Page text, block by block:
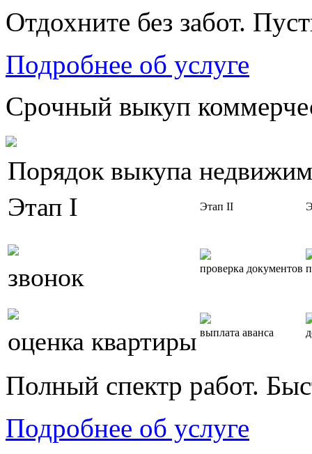
Отдохните без забот.
Подробнее об услуге
Срочный выкуп
Порядок выкупа
Этап I
Этап II
звонок проверка документов
оценка квартиры выплата аванса
Полный спектр работ.
Подробнее об услуге